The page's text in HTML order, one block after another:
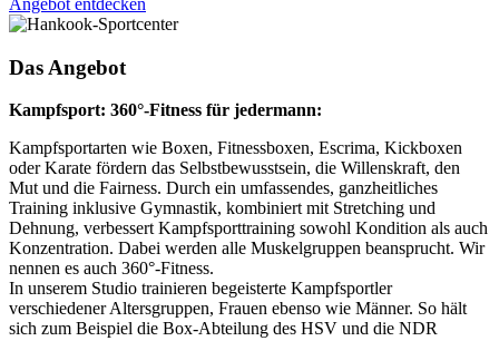
Das Angebot
Kampfsport: 360°-Fitness für jedermann:
Kampfsportarten wie Boxen, Fitnessboxen, Escrima, Kickboxen
oder Karate fördern das Selbstbewusstsein, die Willenskraft, den
Mut und die Fairness. Durch ein umfassendes, ganzheitliches
Training inklusive Gymnastik, kombiniert mit Stretching und
Dehnung, verbessert Kampfsporttraining sowohl Kondition als auch
Konzentration. Dabei werden alle Muskelgruppen beansprucht. Wir
nennen es auch 360°-Fitness.
In unserem Studio trainieren begeisterte Kampfsportler
verschiedener Altersgruppen, Frauen ebenso wie Männer. So hält
sich zum Beispiel die Box-Abteilung des HSV und die NDR